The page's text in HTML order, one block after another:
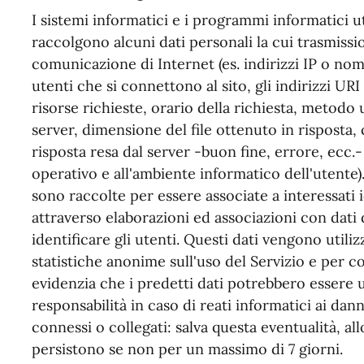
I sistemi informatici e i programmi informatici
raccolgono alcuni dati personali la cui
comunicazione di Internet (es. indirizzi IP o
utenti che si connettono al sito, gli indirizzi
risorse richieste, orario della richiesta,
server, dimensione del file ottenuto in
risposta resa dal server -buon fine, errore,
operativo e all'ambiente informatico
sono raccolte per essere associate a
attraverso elaborazioni ed associazioni con
identificare gli utenti. Questi dati vengono
statistiche anonime sull'uso del Servizio e per
evidenzia che i predetti dati potrebbero
responsabilità in caso di reati informatici ai
connessi o collegati: salva questa eventualità,
persistono se non per un massimo di 7 giorni.